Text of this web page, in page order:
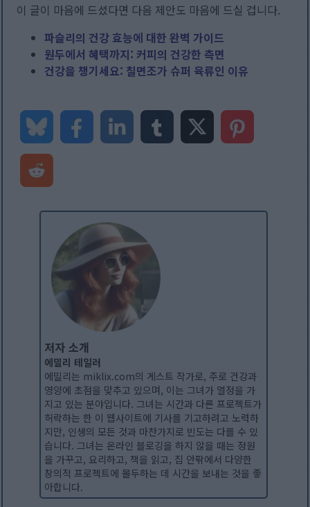
이 글이 마음에 드셨다면 다음 제안도 마음에 드실 겁니다.
파슬리의 건강 효능에 대한 완벽 가이드
원두에서 혜택까지: 커피의 건강한 측면
건강을 챙기세요: 칠면조가 슈퍼 육류인 이유
저자 소개
에밀리 테일러
에밀리는 miklix.com의 게스트 작가로, 주로 건강과
영양에 초점을 맞추고 있으며, 이는 그녀가 열정을 가
지고 있는 분야입니다. 그녀는 시간과 다른 프로젝트가
허락하는 한 이 웹사이트에 기사를 기고하려고 노력하
지만, 인생의 모든 것과 마찬가지로 빈도는 다를 수 있
습니다. 그녀는 온라인 블로깅을 하지 않을 때는 정원
을 가꾸고, 요리하고, 책을 읽고, 집 안팎에서 다양한
창의적 프로젝트에 몰두하는 데 시간을 보내는 것을 좋
아합니다.